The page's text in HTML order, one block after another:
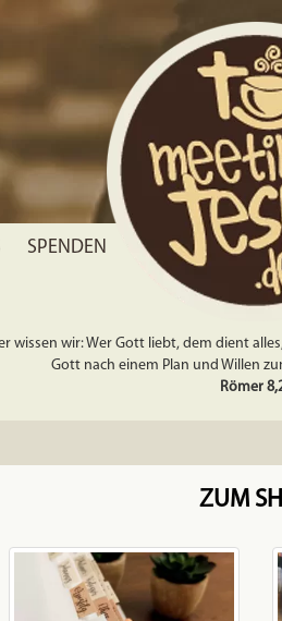
SPENDEN
wissen wir: Wer Gott liebt, dem dient
Gott nach einem Plan und Willen
Römer
ZUM